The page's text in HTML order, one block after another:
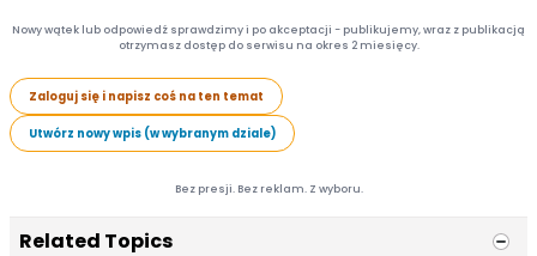
Nowy wątek lub odpowiedź sprawdzimy i po akceptacji - publikujemy, wraz z publikacją
otrzymasz dostęp do serwisu na okres 2 miesięcy.
Zaloguj się i napisz coś na ten temat
Utwórz nowy wpis (w wybranym dziale)
Bez presji. Bez reklam. Z wyboru.
Related Topics